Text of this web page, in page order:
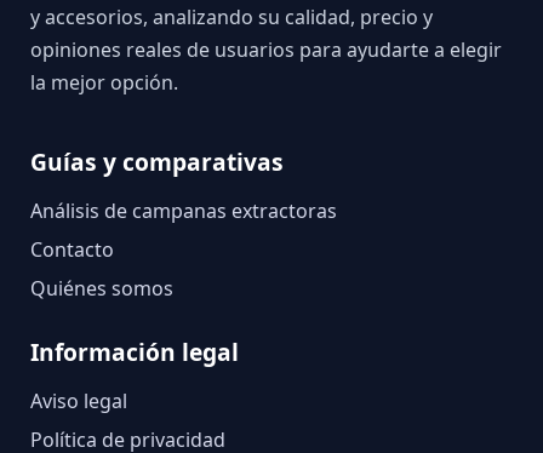
y accesorios, analizando su calidad, precio y
opiniones reales de usuarios para ayudarte a elegir
la mejor opción.
Guías y comparativas
Análisis de campanas extractoras
Contacto
Quiénes somos
Información legal
Aviso legal
Política de privacidad